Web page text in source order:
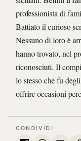
professionista di
Battiato il curioso
Nessuno di loro è
hanno trovato, nel
riconosciuti. Il
lo stesso che fu
offrire occasioni
CONDIVIDI